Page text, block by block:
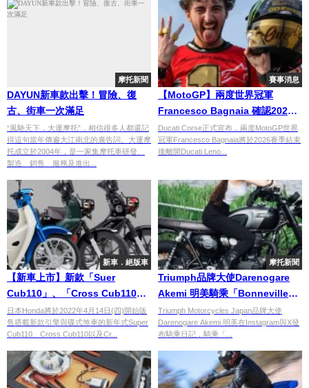
摩托新聞
DAYUN新車款出擊！冒險、復
古、街車一次滿足
“風馳天下，大運摩托”，相信很多人都還記
得這句當年傳遍大江南北的廣告詞。大運摩
托成立於2004年，是一家集摩托車研發、
製造、銷售、服務及進出...
賽事消息
【MotoGP】兩度世界冠軍
Francesco Bagnaia 確認2026
賽季後離開Ducati Lenovo車
隊！八年31勝黃金合作畫下句點
Ducati Corse正式宣布，兩度MotoGP世界
冠軍Francesco Bagnaia將於2026賽季結束
後離開Ducati Leno...
新車．絕版車
【新車上市】新款「Suer
Cub110」、「Cross Cub110」
＆熊本熊Ver. 日本4月開賣！！
日本Honda將於2022年4月14日(四)開始販
售搭載新款引擎與碟式煞車的新年式Super
Cub110、Cross Cub110以及Cr...
摩托新聞
Triumph品牌大使Darenogare
Akemi 明美騎乘「Bonneville
T120 Black」出遊！IG/X公開騎
乘日記與摩托車生活
Triumph Motorcycles Japan品牌大使
Darenogare Akemi 明美在Instagram與X發
布騎乘日記，騎乘「...